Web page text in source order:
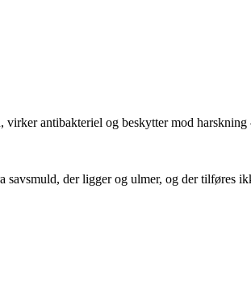
virker antibakteriel og beskytter mod
der ligger og ulmer, og der tilføres